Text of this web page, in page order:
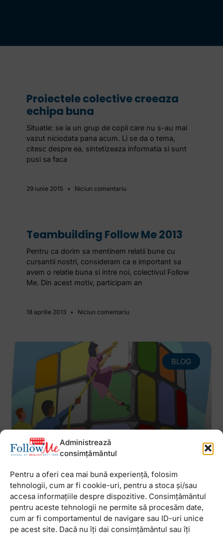
Administrează
consimțământul
Pentru a oferi cea mai bună experiență, folosim
tehnologii, cum ar fi cookie-uri, pentru a stoca și/sau
accesa informațiile despre dispozitive. Consimțământul
pentru aceste tehnologii ne permite să procesăm date,
cum ar fi comportamentul de navigare sau ID-uri unice
pe acest site. Dacă nu îți dai consimțământul sau îți
Proiectele colective creeaza
echipa buna
Situatie: se ia un grup de copii care nu s-au mai
vazut niciodata pana acum. Li se da o tema,
citesc despre ea, sintetizeaza informatia si sunt
pusi sa faca
29 iunie 2015 Niciun comentariu
Teambuilding Follow Me 2013
Pentru ca dorim sa mentinem relatii bune cu
cursantii nostri, consideram ca e important sa
avem o relatie buna si intre noi, colectivul Follow
Me. Din acest motiv, participam an
18 aprilie 2013 Niciun comentariu
BLOG
Sa cooperam!
Ce este cooperarea? Cooperarea este atunci cand
doi sau mai multi oameni lucreaza impreuna
pentru a lua din dificultatea sarcinii. Pentru ca
actul cooperarii sa se produca, fiecare persoana
trebuie